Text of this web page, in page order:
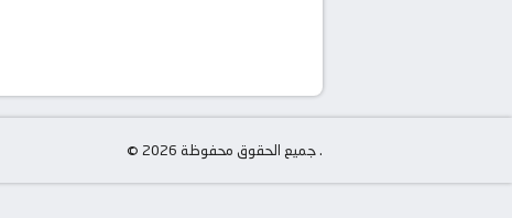
© جميع الحقوق محفوظة 2026 .